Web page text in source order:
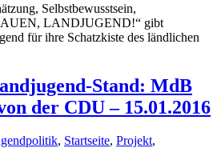
Selbstbewusstsein,
LANDJUGEND!“ gibt
für ihre Schatzkiste des ländlichen
Stand: MdB
der CDU – 15.01.2016
, Startseite, Projekt,